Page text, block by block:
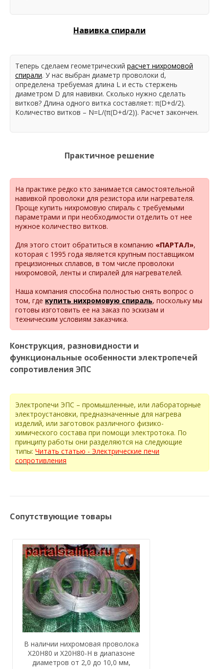
Навивка спирали
Теперь сделаем геометрический расчет нихромовой
спирали. У нас выбран диаметр проволоки d,
определена требуемая длина L и есть стержень
диаметром D для навивки. Сколько нужно сделать
витков? Длина одного витка составляет: π(D+d/2).
Количество витков – N=L/(π(D+d/2)). Расчет закончен.
Практичное решение
На практике редко кто занимается самостоятельной
навивкой проволоки для резистора или нагревателя.
Проще купить нихромовую спираль с требуемыми
параметрами и при необходимости отделить от нее
нужное количество витков.
Для этого стоит обратиться в компанию «ПАРТАЛ»,
которая с 1995 года является крупным поставщиком
прецизионных сплавов, в том числе проволоки
нихромовой, ленты и спиралей для нагревателей.
Наша компания способна полностью снять вопрос о
том, где купить нихромовую спираль, поскольку мы
готовы изготовить ее на заказ по эскизам и
техническим условиям заказчика.
Конструкция, разновидности и
функциональные особенности электропечей
сопротивления ЭПС
Электропечи ЭПС – промышленные, или лабораторные
электроустановки, предназначенные для нагрева
изделий, или заготовок различного физико-
химического состава при помощи электротока. По
принципу работы они разделяются на следующие
типы: Читать статью - Электрические печи
сопротивления
Сопутствующие товары
В наличии нихромовая проволока
Х20Н80 и Х20Н80-Н в диапазоне
диаметров от 2,0 до 10,0 мм,